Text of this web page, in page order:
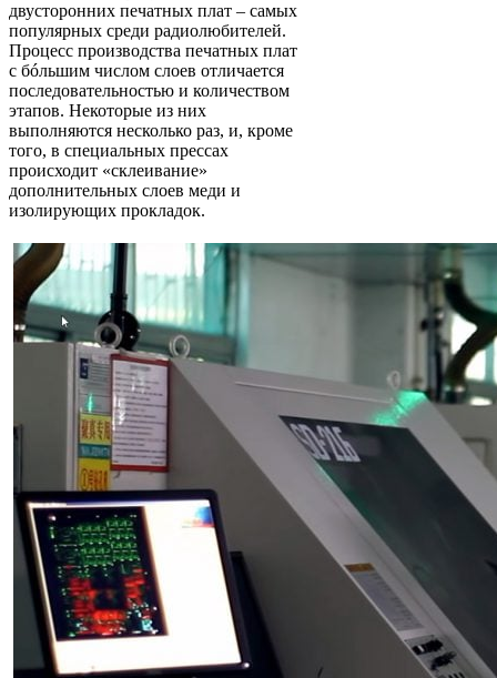
двусторонних печатных плат – самых
популярных среди радиолюбителей.
Процесс производства печатных плат
с бóльшим числом слоев отличается
последовательностью и количеством
этапов. Некоторые из них
выполняются несколько раз, и, кроме
того, в специальных прессах
происходит «склеивание»
дополнительных слоев меди и
изолирующих прокладок.